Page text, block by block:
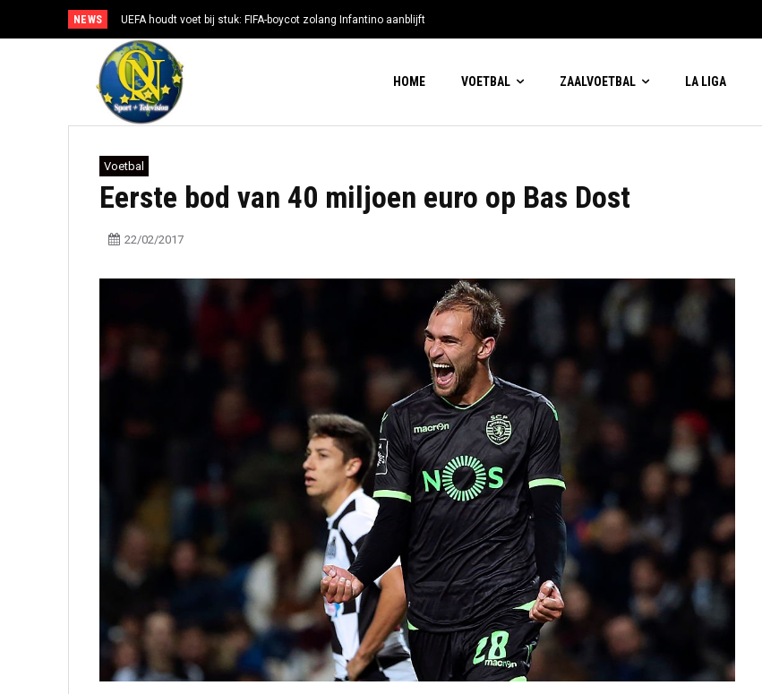
NEWS UEFA houdt voet bij stuk: FIFA-boycot zolang Infantino aanblijft
HOME VOETBAL ZAALVOETBAL LA LIGA
Voetbal
Eerste bod van 40 miljoen euro op Bas Dost
22/02/2017